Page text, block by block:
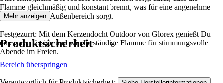
Flamme gleichmäßig und konstant brennt, was für eine angenehme
Atmosphäre im Außenbereich sorgt.
Festgezurrt: Mit dem Kerzendocht Outdoor von Glorex genießt Du
eine zuverlässige und windbeständige Flamme für stimmungsvolle
Abende im Freien.
Mehr anzeigen
Produktsicherheit
Bereich überspringen